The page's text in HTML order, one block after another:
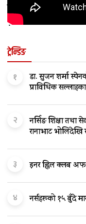
कुन अवस्थामा
?
ट्रेन्डिङ
१
डा. सुजन शर्मा
प्राविधिक
२
नर्सिङ शिक्षा तथा
रानाभाट भोलिदेखि
३ इनर ह्विल क्लब अफ
४ नर्सहरूको १५ बुँदे